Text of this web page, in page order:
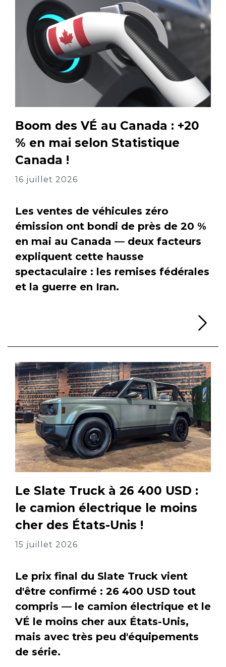
Boom des VÉ au Canada : +20
% en mai selon Statistique
Canada !
16 juillet 2026
Les ventes de véhicules zéro
émission ont bondi de près de 20 %
en mai au Canada — deux facteurs
expliquent cette hausse
spectaculaire : les remises fédérales
et la guerre en Iran.
Le Slate Truck à 26 400 USD :
le camion électrique le moins
cher des États-Unis !
15 juillet 2026
Le prix final du Slate Truck vient
d'être confirmé : 26 400 USD tout
compris — le camion électrique et le
VÉ le moins cher aux États-Unis,
mais avec très peu d'équipements
de série.